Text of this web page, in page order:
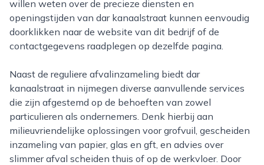
willen weten over de precieze diensten en
openingstijden van dar kanaalstraat kunnen eenvoudig
doorklikken naar de website van dit bedrijf of de
contactgegevens raadplegen op dezelfde pagina.
Naast de reguliere afvalinzameling biedt dar
kanaalstraat in nijmegen diverse aanvullende services
die zijn afgestemd op de behoeften van zowel
particulieren als ondernemers. Denk hierbij aan
milieuvriendelijke oplossingen voor grofvuil, gescheiden
inzameling van papier, glas en gft, en advies over
slimmer afval scheiden thuis of op de werkvloer. Door